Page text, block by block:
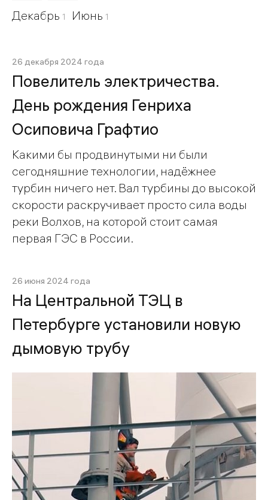
Декабрь 1 Июнь 1
26 декабря 2024 года
Повелитель электричества.
День рождения Генриха
Осиповича Графтио
Какими бы продвинутыми ни были
сегодняшние технологии, надёжнее
турбин ничего нет. Вал турбины до высокой
скорости раскручивает просто сила воды
реки Волхов, на которой стоит самая
первая ГЭС в России.
26 июня 2024 года
На Центральной ТЭЦ в
Петербурге установили новую
дымовую трубу